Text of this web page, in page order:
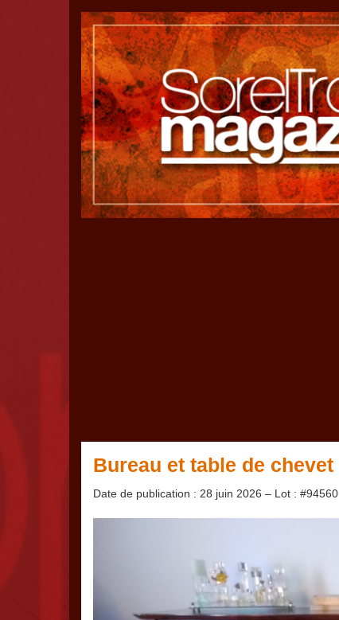
Bureau et table de chevet
Date de publication : 28 juin 2026 – Lot : #94560